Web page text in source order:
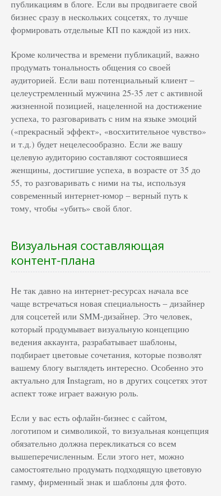
публикациям в блоге. Если вы продвигаете свой
бизнес сразу в нескольких соцсетях, то лучше
формировать отдельные КП по каждой из них.
Кроме количества и времени публикаций, важно
продумать тональность общения со своей
аудиторией. Если ваш потенциальный клиент –
целеустремленный мужчина 25-35 лет с активной
жизненной позицией, нацеленной на достижение
успеха, то разговаривать с ним на языке эмоций
(«прекрасный эффект», «восхитительное чувство»
и т.д.) будет нецелесообразно. Если же вашу
целевую аудиторию составляют состоявшиеся
женщины, достигшие успеха, в возрасте от 35 до
55, то разговаривать с ними на ты, используя
современный интернет-юмор – верный путь к
тому, чтобы «убить» свой блог.
Визуальная составляющая
контент-плана
Не так давно на интернет-ресурсах начала все
чаще встречаться новая специальность – дизайнер
для соцсетей или SMM-дизайнер. Это человек,
который продумывает визуальную концепцию
ведения аккаунта, разрабатывает шаблоны,
подбирает цветовые сочетания, которые позволят
вашему блогу выглядеть интересно. Особенно это
актуально для Instagram, но в других соцсетях этот
аспект тоже играет важную роль.
Если у вас есть офлайн-бизнес с сайтом,
логотипом и символикой, то визуальная концепция
обязательно должна перекликаться со всем
вышеперечисленным. Если этого нет, можно
самостоятельно продумать подходящую цветовую
гамму, фирменный знак и шаблоны для фото.